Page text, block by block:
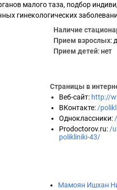
малого таза, подбор
гинекологических
Наличие
Прием взрослых:
Прием детей: нет
Страницы в
Веб-сайт: http://
ВКонтакте: /
Одноклассники:
Prodoctorov.ru: /
polikliniki-43/
Мамоян Ишхан